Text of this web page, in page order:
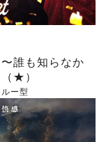
誰も知らなか
★）
ー型